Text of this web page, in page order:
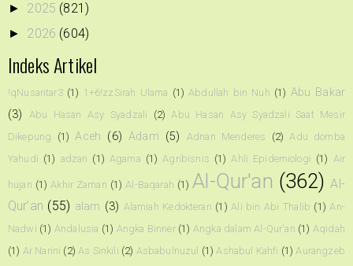
► 2025 (821)
► 2026 (604)
Indeks Artikel
!qNusantar3 (1) 1+6!zzSirah Ulama (1) Abdullah bin Nuh (1) Abu Bakar
(3)
Abu Hasan Asy Syadzali (2) Abu Hasan Asy Syadzali Saat Mesir
Dikepung
(1) Aceh (6) Adam (5) Adnan Menderes (2) Adu domba
Yahudi (1) adzan (1) Agama (1) Agribisnis (1) Ahli Epidemiologi (1) Air
hujan (1) Akhir Zaman (1) Al-Baqarah (1) Al-Qur'an (362) Al-
Qur’an (55) alam (3) Alamiah Kedokteran (1) Ali bin Abi Thalib (1) An-
Nadwi (1) Andalusia (1) Angka Binner (1) Angka dalam Al-Qur'an (1) Aqidah
(1) Ar Narini (2) As Sinkili (2) Asbabulnuzul (1) Ashabul Kahfi (1) Aurangzeb